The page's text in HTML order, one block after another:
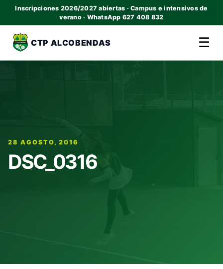
Inscripciones 2026/2027 abiertas · Campus e intensivos de
verano · WhatsApp 627 408 832
CTP ALCOBENDAS ☰
28 AGOSTO, 2016
DSC_0316